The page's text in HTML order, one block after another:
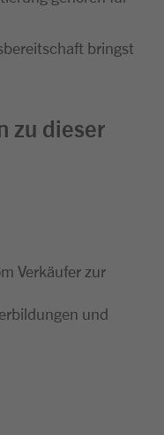
bringst
zu dieser
Verkäufer zur
und